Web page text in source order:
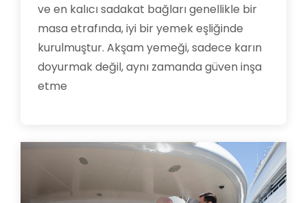
ve en kalıcı sadakat bağları genellikle bir
masa etrafında, iyi bir yemek eşliğinde
kurulmuştur. Akşam yemeği, sadece karın
doyurmak değil, aynı zamanda güven inşa
etme